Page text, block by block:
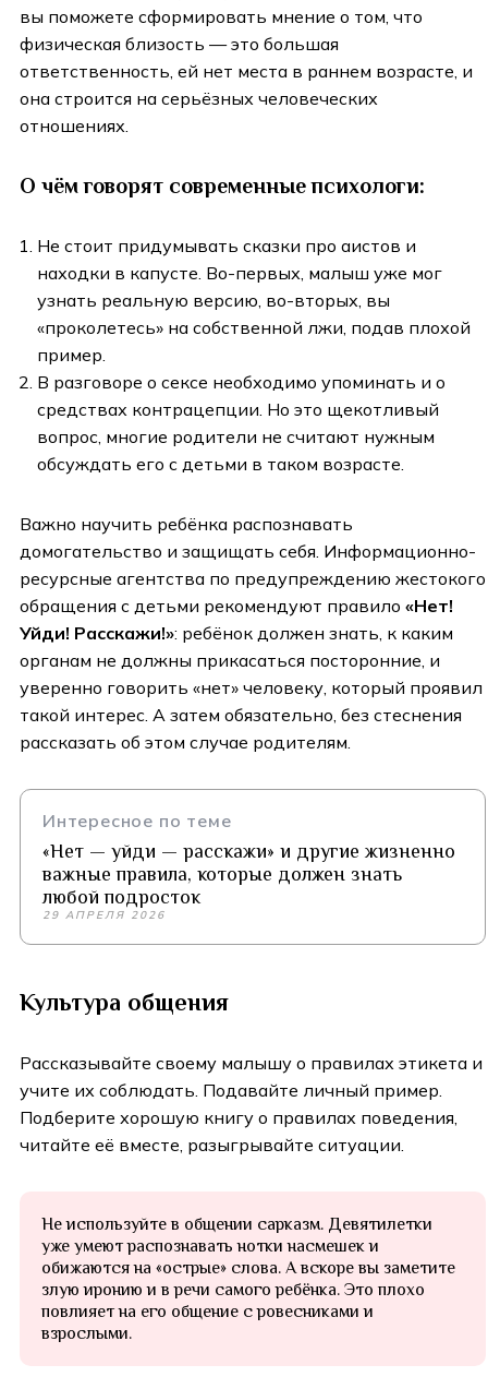
вы поможете сформировать мнение о том, что
физическая близость — это большая
ответственность, ей нет места в раннем возрасте, и
она строится на серьёзных человеческих
отношениях.
О чём говорят современные психологи:
Не стоит придумывать сказки про аистов и
находки в капусте. Во-первых, малыш уже мог
узнать реальную версию, во-вторых, вы
«проколетесь» на собственной лжи, подав плохой
пример.
В разговоре о сексе необходимо упоминать и о
средствах контрацепции. Но это щекотливый
вопрос, многие родители не считают нужным
обсуждать его с детьми в таком возрасте.
Важно научить ребёнка распознавать
домогательство и защищать себя. Информационно-
ресурсные агентства по предупреждению жестокого
обращения с детьми рекомендуют правило «Нет!
Уйди! Расскажи!»: ребёнок должен знать, к каким
органам не должны прикасаться посторонние, и
уверенно говорить «нет» человеку, который проявил
такой интерес. А затем обязательно, без стеснения
рассказать об этом случае родителям.
Интересное по теме
«Нет — уйди — расскажи» и другие жизненно
важные правила, которые должен знать
любой подросток
29 АПРЕЛЯ 2026
Культура общения
Рассказывайте своему малышу о правилах этикета и
учите их соблюдать. Подавайте личный пример.
Подберите хорошую книгу о правилах поведения,
читайте её вместе, разыгрывайте ситуации.
Не используйте в общении сарказм. Девятилетки
уже умеют распознавать нотки насмешек и
обижаются на «острые» слова. А вскоре вы заметите
злую иронию и в речи самого ребёнка. Это плохо
повлияет на его общение с ровесниками и
взрослыми.